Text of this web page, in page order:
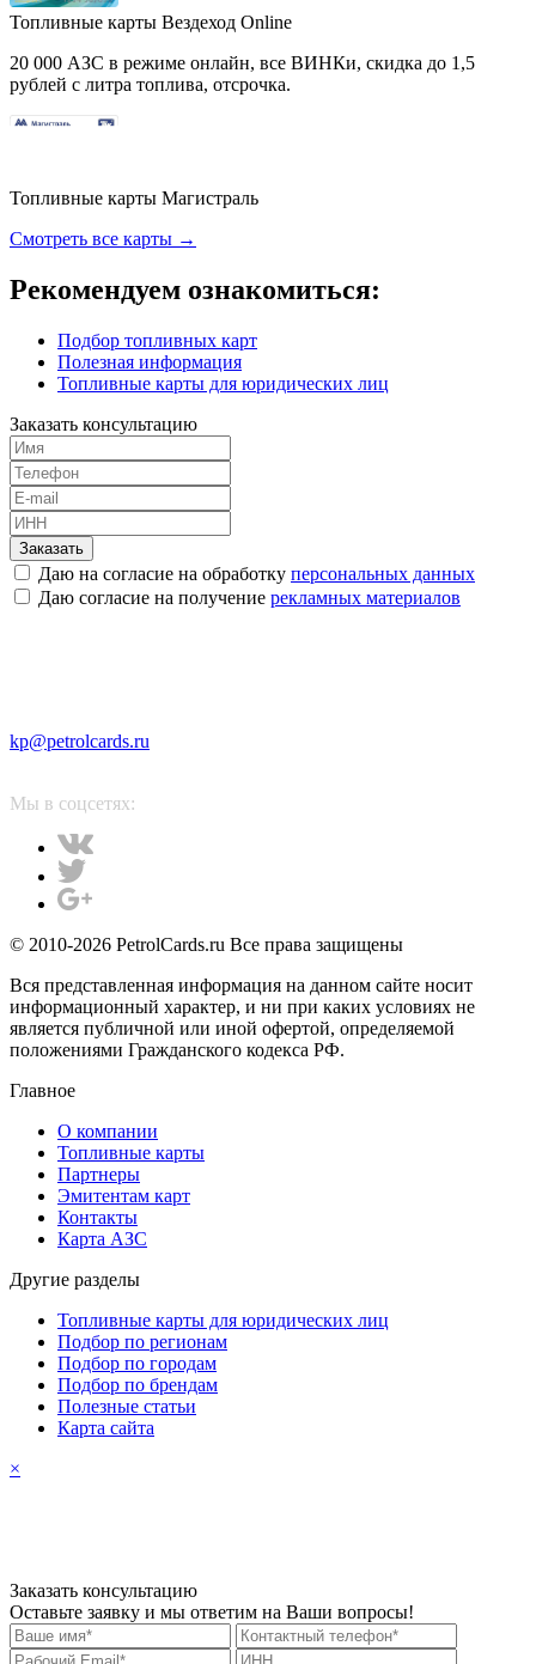
Топливные карты Вездеход Online
20 000 АЗС в режиме онлайн, все ВИНКи, скидка до 1,5
рублей с литра топлива, отсрочка.
Топливные карты Магистраль
Смотреть все карты →
Рекомендуем ознакомиться:
Подбор топливных карт
Полезная информация
Топливные карты для юридических лиц
Заказать консультацию
Заказать
Даю на согласие на обработку персональных данных
Даю согласие на получение рекламных материалов
kp@petrolcards.ru
Мы в соцсетях:
© 2010-2026 PetrolCards.ru Все права защищены
Вся представленная информация на данном сайте носит
информационный характер, и ни при каких условиях не
является публичной или иной офертой, определяемой
положениями Гражданского кодекса РФ.
Главное
О компании
Топливные карты
Партнеры
Эмитентам карт
Контакты
Карта АЗС
Другие разделы
Топливные карты для юридических лиц
Подбор по регионам
Подбор по городам
Подбор по брендам
Полезные статьи
Карта сайта
×
Заказать консультацию
Оставьте заявку и мы ответим на Ваши вопросы!